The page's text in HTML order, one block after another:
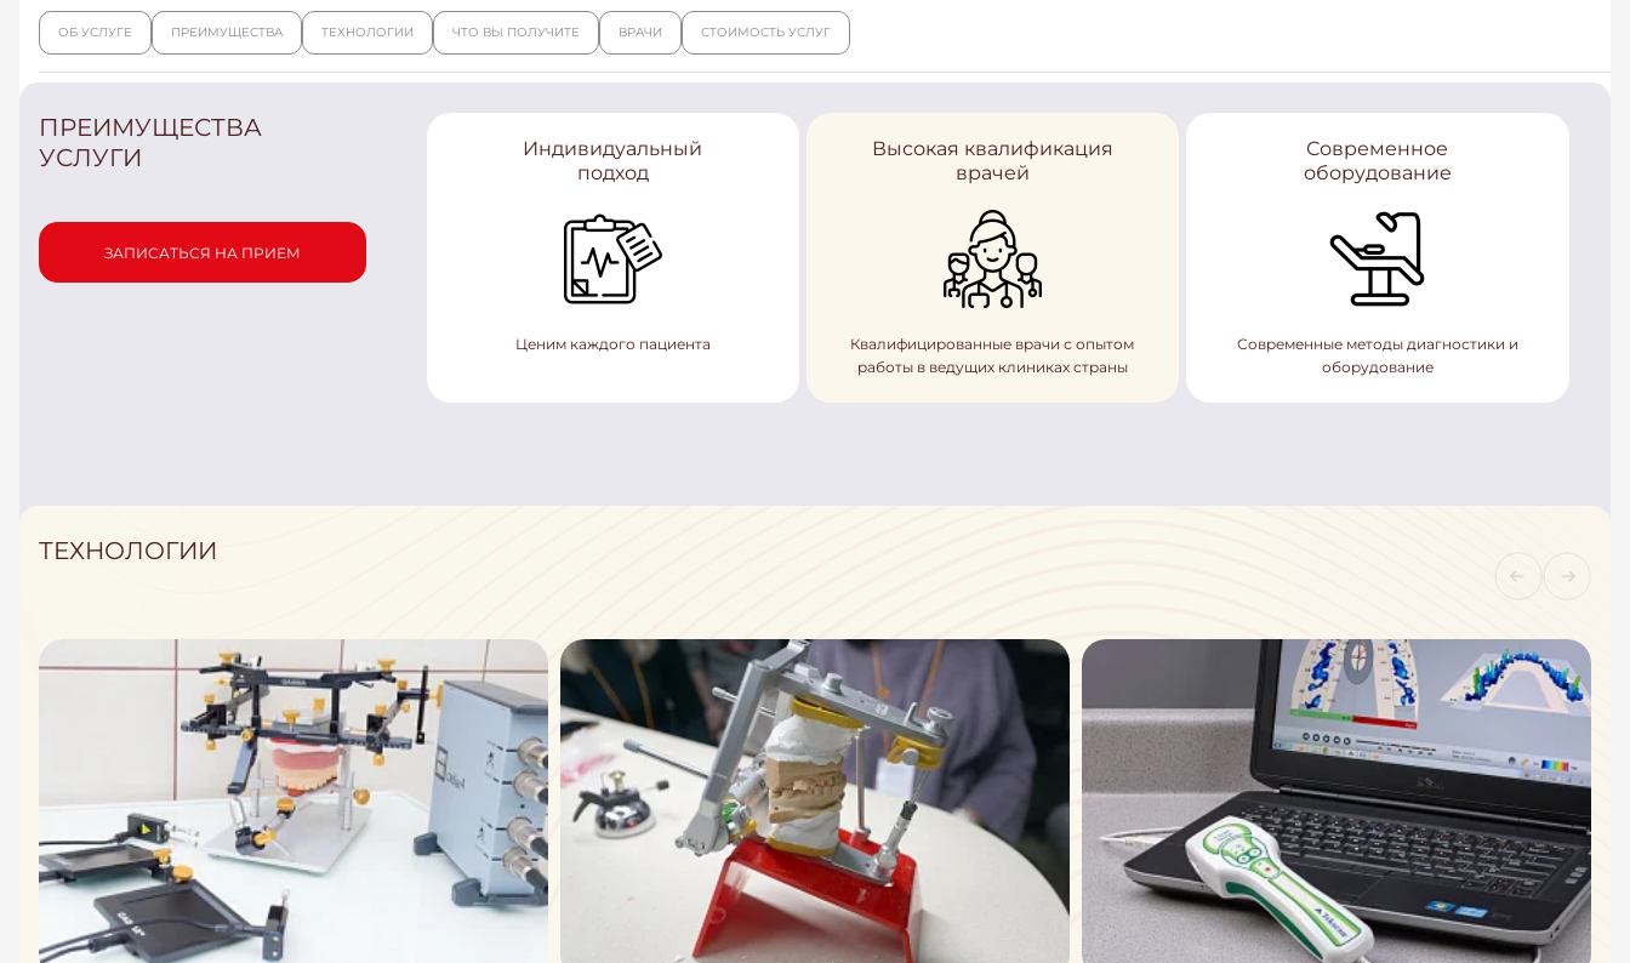
ОБ УСЛУГЕ ПРЕИМУЩЕСТВА ТЕХНОЛОГИИ ЧТО ВЫ ПОЛУЧИТЕ ВРАЧИ СТОИМОСТЬ УСЛУГ
ПРЕИМУЩЕСТВА
УСЛУГИ
Индивидуальный
подход
Ценим каждого пациента
Высокая квалификация
врачей
Квалифицированные врачи с опытом
работы в ведущих клиниках страны
Современное
оборудование
Современные методы диагностики и
оборудование
ЗАПИСАТЬСЯ НА ПРИЕМ
ТЕХНОЛОГИИ